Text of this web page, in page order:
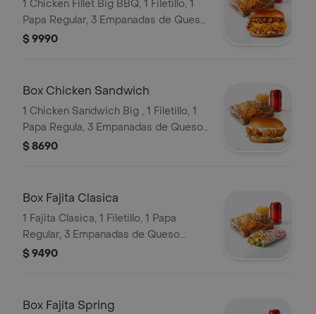
1 Chicken Fillet Big BBQ, 1 Filetillo, 1
Papa Regular, 3 Empanadas de Queso
Snack, 1 Bebida en Lata
$ 9990
Box Chicken Sandwich
1 Chicken Sandwich Big , 1 Filetillo, 1
Papa Regula, 3 Empanadas de Queso
Snack, 1 Bebida en Lata
$ 8690
Box Fajita Clasica
1 Fajita Clasica, 1 Filetillo, 1 Papa
Regular, 3 Empanadas de Queso
Snack, 1 Bebida en Lata
$ 9490
Box Fajita Spring